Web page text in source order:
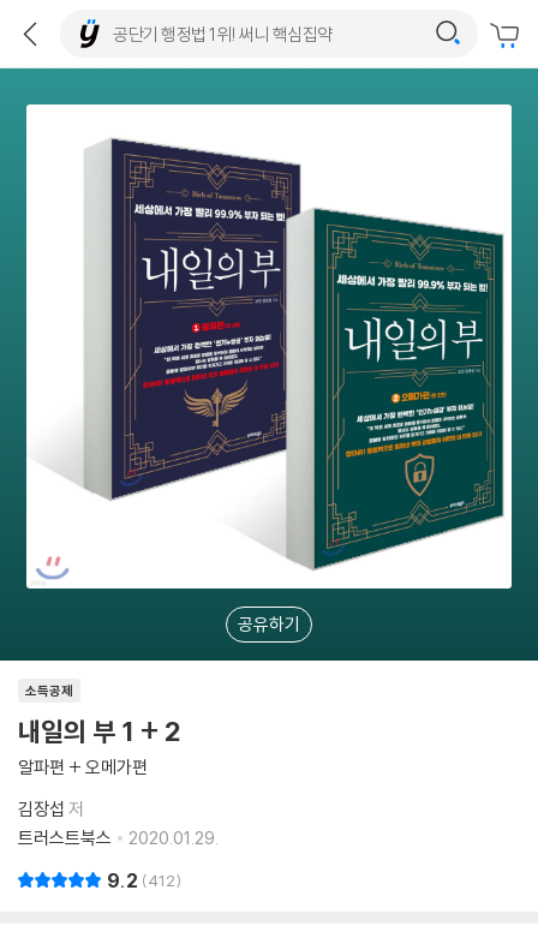
공유하기
소득공제
내일의 부 1 + 2
알파편 + 오메가편
김장섭 저
트러스트북스
2020.01.29.
9.2 412